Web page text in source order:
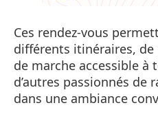
Ces rendez-vous
différents itinéraires,
de marche accessible à
d’autres passionnés de
dans une ambiance